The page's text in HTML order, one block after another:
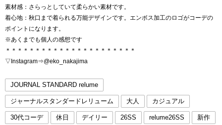
素材感：さらっとしていて柔らかい素材です。
着心地：秋口まで着られる万能デザインです。エンボス加工のロゴがコーデの
ポイントになります。
※あくまでも個人の感想です
＊＊＊＊＊＊＊＊＊＊＊＊＊＊＊＊＊＊＊＊＊＊
▽Instagram⇒@eko_nakajima
JOURNAL STANDARD relume
ジャーナルスタンダードレリューム 大人 カジュアル
30代コーデ 休日 デイリー 26SS relume26SS 新作